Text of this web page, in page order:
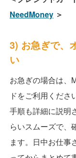
NeedMoney ＞
3) お急ぎで、
い
お急ぎの場合は、
ドをご利用くださ
手順も詳細に説明
らいスムーズで、
ます。日中お仕事